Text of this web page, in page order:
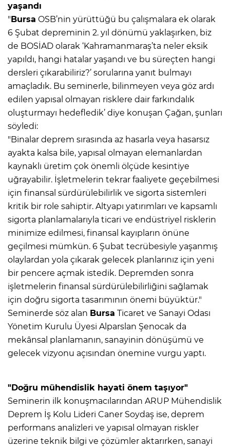
yaşandı
"Bursa OSB’nin yürüttüğü bu çalışmalara ek olarak
6 Şubat depreminin 2. yıl dönümü yaklaşırken, biz
de BOSİAD olarak ‘Kahramanmaraş’ta neler eksik
yapıldı, hangi hatalar yaşandı ve bu süreçten hangi
dersleri çıkarabiliriz?’ sorularına yanıt bulmayı
amaçladık. Bu seminerle, bilinmeyen veya göz ardı
edilen yapısal olmayan risklere dair farkındalık
oluşturmayı hedefledik’ diye konuşan Çağan, şunları
söyledi:
"Binalar deprem sırasında az hasarla veya hasarsız
ayakta kalsa bile, yapısal olmayan elemanlardan
kaynaklı üretim çok önemli ölçüde kesintiye
uğrayabilir. İşletmelerin tekrar faaliyete geçebilmesi
için finansal sürdürülebilirlik ve sigorta sistemleri
kritik bir role sahiptir. Altyapı yatırımları ve kapsamlı
sigorta planlamalarıyla ticari ve endüstriyel risklerin
minimize edilmesi, finansal kayıpların önüne
geçilmesi mümkün. 6 Şubat tecrübesiyle yaşanmış
olaylardan yola çıkarak gelecek planlarınız için yeni
bir pencere açmak istedik. Depremden sonra
işletmelerin finansal sürdürülebilirliğini sağlamak
için doğru sigorta tasarımının önemi büyüktür."
Seminerde söz alan Bursa Ticaret ve Sanayi Odası
Yönetim Kurulu Üyesi Alparslan Şenocak da
mekânsal planlamanın, sanayinin dönüşümü ve
gelecek vizyonu açısından önemine vurgu yaptı.
"Doğru mühendislik hayati önem taşıyor"
Seminerin ilk konuşmacılarından ARUP Mühendislik
Deprem İş Kolu Lideri Caner Soydaş ise, deprem
performans analizleri ve yapısal olmayan riskler
üzerine teknik bilgi ve çözümler aktarırken, sanayi